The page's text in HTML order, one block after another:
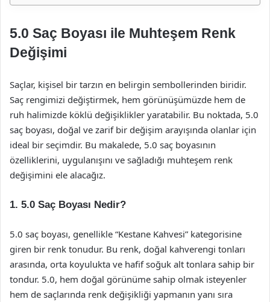
5.0 Saç Boyası ile Muhteşem Renk
Değişimi
Saçlar, kişisel bir tarzın en belirgin sembollerinden biridir.
Saç rengimizi değiştirmek, hem görünüşümüzde hem de
ruh halimizde köklü değişiklikler yaratabilir. Bu noktada, 5.0
saç boyası, doğal ve zarif bir değişim arayışında olanlar için
ideal bir seçimdir. Bu makalede, 5.0 saç boyasının
özelliklerini, uygulanışını ve sağladığı muhteşem renk
değişimini ele alacağız.
1. 5.0 Saç Boyası Nedir?
5.0 saç boyası, genellikle “Kestane Kahvesi” kategorisine
giren bir renk tonudur. Bu renk, doğal kahverengi tonları
arasında, orta koyulukta ve hafif soğuk alt tonlara sahip bir
tondur. 5.0, hem doğal görünüme sahip olmak isteyenler
hem de saçlarında renk değişikliği yapmanın yanı sıra